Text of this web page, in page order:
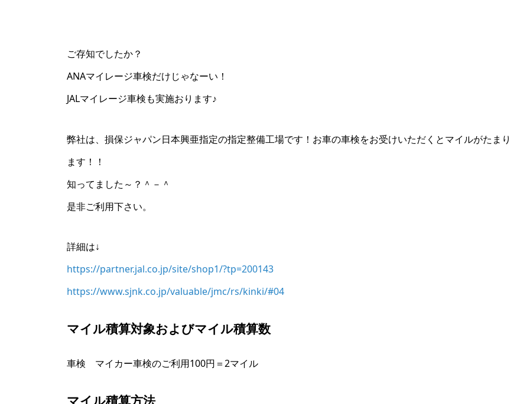
ご存知でしたか？
ANAマイレージ車検だけじゃなーい！
JALマイレージ車検も実施おります♪
弊社は、損保ジャパン日本興亜指定の指定整備工場です！お車の車検をお受けいただくとマイルがたまり
ます！！
知ってました～？＾－＾
是非ご利用下さい。
詳細は↓
https://partner.jal.co.jp/site/shop1/?tp=200143
https://www.sjnk.co.jp/valuable/jmc/rs/kinki/#04
マイル積算対象およびマイル積算数
車検 マイカー車検のご利用100円＝2マイル
マイル積算方法